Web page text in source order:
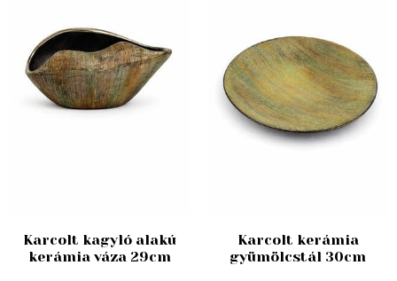
Karcolt kagyló alakú
kerámia váza 29cm
Karcolt kerámia
gyümölcstál 30cm